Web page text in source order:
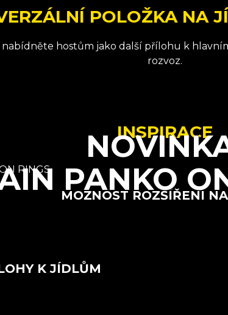
POLOŽKA NA
hostům jako další přílohu k
rozvoz.
INSPIRACE
PANKO
MOŽNOST ROZŠÍŘENÍ
K JÍDLŮM